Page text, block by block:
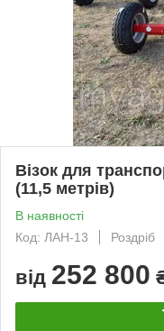
Візок для
(11,5 метрів)
В наявності
Код: ЛАН-13
Роздріб
від 252 800